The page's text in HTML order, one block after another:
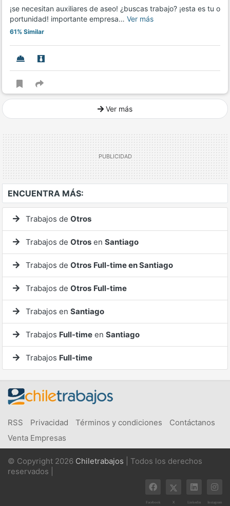
¡se necesitan auxiliares de aseo! ¿buscas trabajo? ¡esta es tu o
portunidad! importante empresa… Ver más
61% Similar
Ver más
ENCUENTRA MÁS:
Trabajos de Otros
Trabajos de Otros en Santiago
Trabajos de Otros Full-time en Santiago
Trabajos de Otros Full-time
Trabajos en Santiago
Trabajos Full-time en Santiago
Trabajos Full-time
RSS Privacidad Términos y condiciones
Contáctanos
Venta Empresas
© Copyright 2026 Chiletrabajos | Todos los derechos
reservados |
Facebook X Linkedin Instagram